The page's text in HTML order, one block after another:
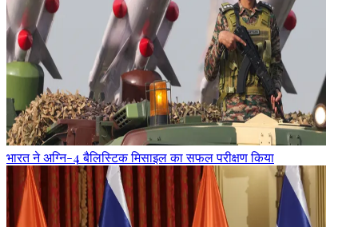
भारत ने अग्नि-4 बैलिस्टिक मिसाइल का सफल परीक्षण किया